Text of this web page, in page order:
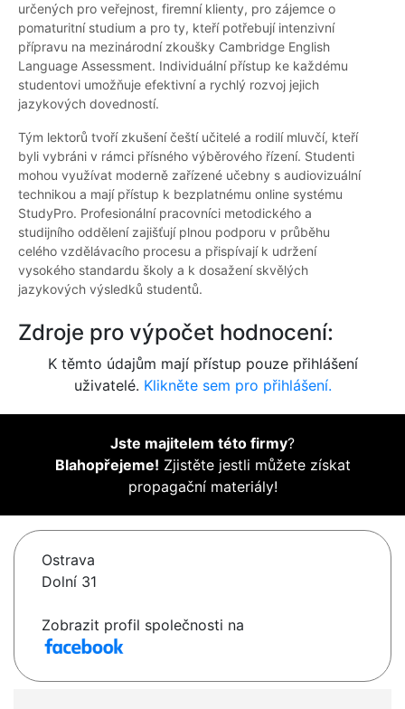
určených pro veřejnost, firemní klienty, pro zájemce o
pomaturitní studium a pro ty, kteří potřebují intenzivní
přípravu na mezinárodní zkoušky Cambridge English
Language Assessment. Individuální přístup ke každému
studentovi umožňuje efektivní a rychlý rozvoj jejich
jazykových dovedností.
Tým lektorů tvoří zkušení čeští učitelé a rodilí mluvčí, kteří
byli vybráni v rámci přísného výběrového řízení. Studenti
mohou využívat moderně zařízené učebny s audiovizuální
technikou a mají přístup k bezplatnému online systému
StudyPro. Profesionální pracovníci metodického a
studijního oddělení zajišťují plnou podporu v průběhu
celého vzdělávacího procesu a přispívají k udržení
vysokého standardu školy a k dosažení skvělých
jazykových výsledků studentů.
Zdroje pro výpočet hodnocení:
K těmto údajům mají přístup pouze přihlášení
uživatelé. Klikněte sem pro přihlášení.
Jste majitelem této firmy?
Blahopřejeme! Zjistěte jestli můžete získat
propagační materiály!
Ostrava
Dolní 31
Zobrazit profil společnosti na